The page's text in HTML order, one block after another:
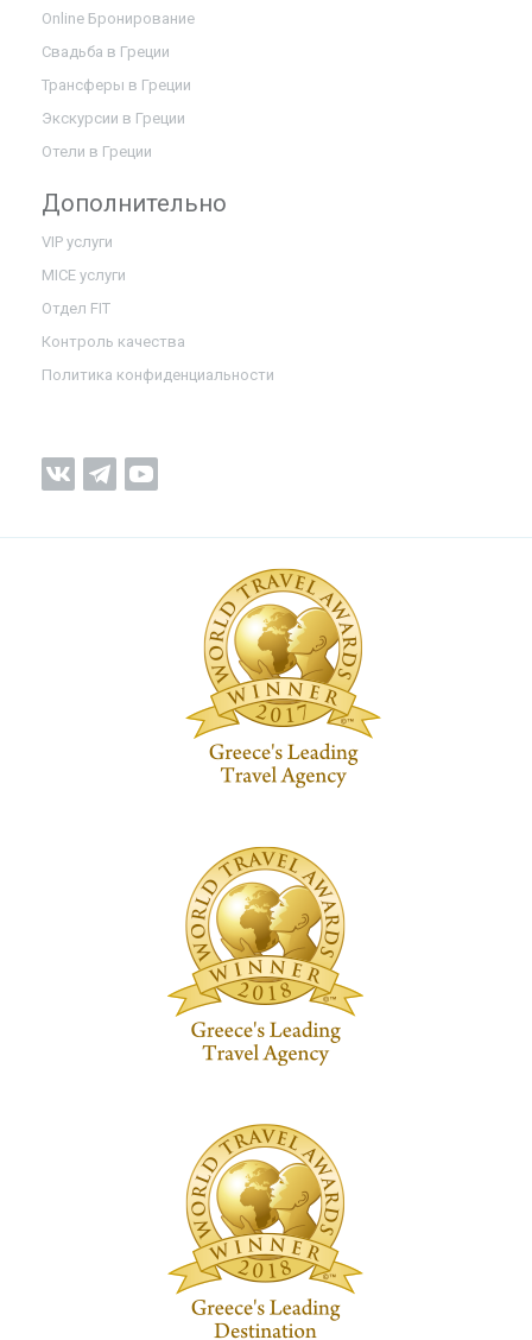
Online Бронирование
Свадьба в Греции
Трансферы в Греции
Экскурсии в Греции
Отели в Греции
Дополнительно
VIP услуги
MICE услуги
Отдел FIT
Контроль качества
Политика конфиденциальности